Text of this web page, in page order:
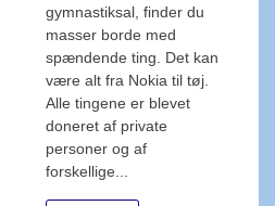
gymnastiksal, finder du
masser borde med
spændende ting. Det kan
være alt fra Nokia til tøj.
Alle tingene er blevet
doneret af private
personer og af
forskellige...